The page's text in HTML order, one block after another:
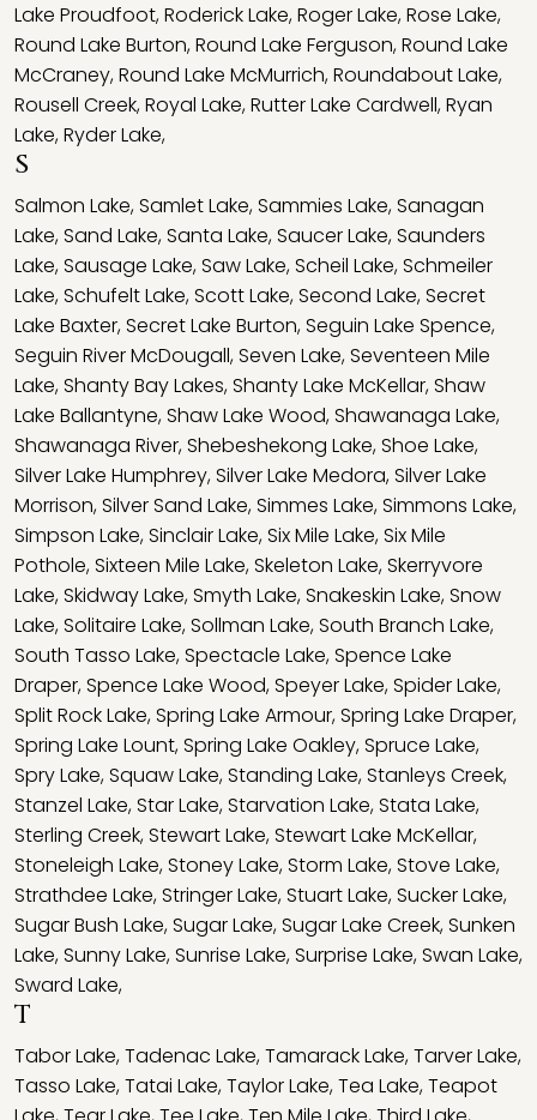
Lake Proudfoot,Roderick Lake,Roger Lake,Rose Lake,
Round Lake Burton,Round Lake Ferguson,Round Lake
McCraney,Round Lake McMurrich,Roundabout Lake,
Rousell Creek,Royal Lake,Rutter Lake Cardwell,Ryan
Lake,Ryder Lake,
S
Salmon Lake,Samlet Lake,Sammies Lake,Sanagan
Lake,Sand Lake,Santa Lake,Saucer Lake,Saunders
Lake,Sausage Lake,Saw Lake,Scheil Lake,Schmeiler
Lake,Schufelt Lake,Scott Lake,Second Lake,Secret
Lake Baxter,Secret Lake Burton,Seguin Lake Spence,
Seguin River McDougall,Seven Lake,Seventeen Mile
Lake,Shanty Bay Lakes,Shanty Lake McKellar,Shaw
Lake Ballantyne,Shaw Lake Wood,Shawanaga Lake,
Shawanaga River,Shebeshekong Lake,Shoe Lake,
Silver Lake Humphrey,Silver Lake Medora,Silver Lake
Morrison,Silver Sand Lake,Simmes Lake,Simmons Lake,
Simpson Lake,Sinclair Lake,Six Mile Lake,Six Mile
Pothole,Sixteen Mile Lake,Skeleton Lake,Skerryvore
Lake,Skidway Lake,Smyth Lake,Snakeskin Lake,Snow
Lake,Solitaire Lake,Sollman Lake,South Branch Lake,
South Tasso Lake,Spectacle Lake,Spence Lake
Draper,Spence Lake Wood,Speyer Lake,Spider Lake,
Split Rock Lake,Spring Lake Armour,Spring Lake Draper,
Spring Lake Lount,Spring Lake Oakley,Spruce Lake,
Spry Lake,Squaw Lake,Standing Lake,Stanleys Creek,
Stanzel Lake,Star Lake,Starvation Lake,Stata Lake,
Sterling Creek,Stewart Lake,Stewart Lake McKellar,
Stoneleigh Lake,Stoney Lake,Storm Lake,Stove Lake,
Strathdee Lake,Stringer Lake,Stuart Lake,Sucker Lake,
Sugar Bush Lake,Sugar Lake,Sugar Lake Creek,Sunken
Lake,Sunny Lake,Sunrise Lake,Surprise Lake,Swan Lake,
Sward Lake,
T
Tabor Lake,Tadenac Lake,Tamarack Lake,Tarver Lake,
Tasso Lake,Tatai Lake,Taylor Lake,Tea Lake,Teapot